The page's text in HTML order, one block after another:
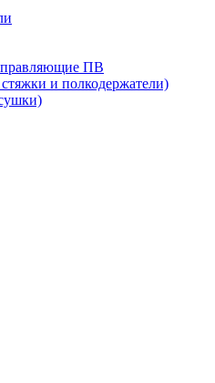
ПВ
и полкодержатели)